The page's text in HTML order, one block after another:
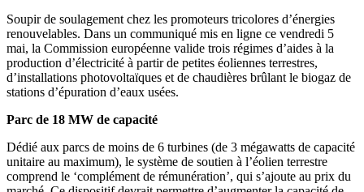
Soupir de soulagement chez les promoteurs tricolores d’énergies
renouvelables. Dans un communiqué mis en ligne ce vendredi 5
mai, la Commission européenne valide trois régimes d’aides à la
production d’électricité à partir de petites éoliennes terrestres,
d’installations photovoltaïques et de chaudières brûlant le biogaz de
stations d’épuration d’eaux usées.
Parc de 18 MW de capacité
Dédié aux parcs de moins de 6 turbines (de 3 mégawatts de capacité
unitaire au maximum), le système de soutien à l’éolien terrestre
comprend le ‘complément de rémunération’, qui s’ajoute au prix du